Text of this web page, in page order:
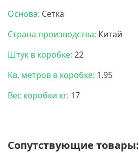
Основа: Сетка
Страна производства: Китай
Штук в коробке: 22
Кв. метров в коробке: 1,95
Вес коробки кг: 17
Сопутствующие товары: